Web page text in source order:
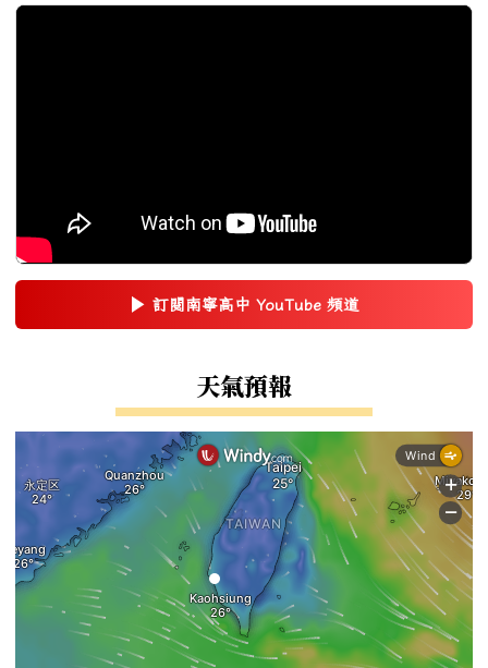
▶ 訂閱南寧高中 YouTube 頻道
(另開新視窗)
天氣預報